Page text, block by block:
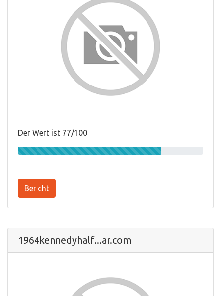
Der Wert ist 77/100
Bericht
1964kennedyhalf...ar.com